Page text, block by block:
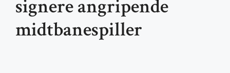
signere angripende
midtbanespiller